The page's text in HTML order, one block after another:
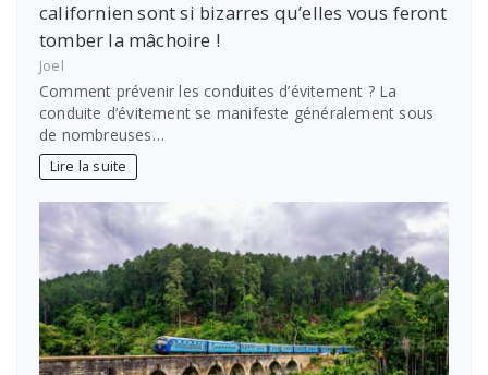
californien sont si bizarres qu’elles vous feront
tomber la mâchoire !
Joel
Comment prévenir les conduites d’évitement ? La
conduite d’évitement se manifeste généralement sous
de nombreuses…
Lire la suite